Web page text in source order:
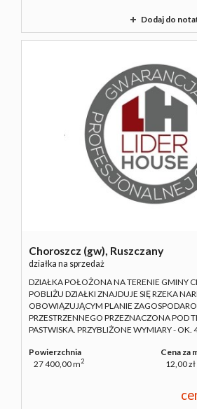
Dodaj do
Choroszcz (gw), Ruszczany
działka na sprzedaż
DZIAŁKA POŁOŻONA NA TERENIE GMINY
POBLIŻU DZIAŁKI ZNAJDUJE SIĘ RZEKA
OBOWIĄZUJĄCYM PLANIE
PRZESTRZENNEGO PRZEZNACZONA POD
PASTWISKA. PRZYBLIŻONE WYMIARY - OK.
Powierzchnia
27 400,00 m2
Cena za
12,00 zł